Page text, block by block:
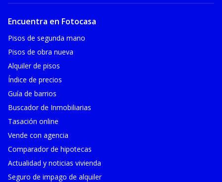
Encuentra en Fotocasa
Pisos de segunda mano
Pisos de obra nueva
Alquiler de pisos
Índice de precios
Guía de barrios
Buscador de Inmobiliarias
Tasación online
Vende con agencia
Comparador de hipotecas
Actualidad y noticias vivienda
Seguro de impago de alquiler